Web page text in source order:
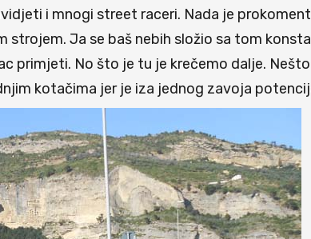
i mnogi street raceri. Nada je
Ja se baš nebih složio sa tom
primjeti. No što je tu je krečemo dalje.
kotačima jer je iza jednog zavoja